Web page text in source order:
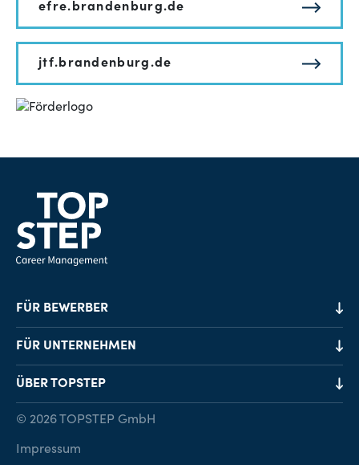
efre.brandenburg.de
jtf.brandenburg.de
FÜR BEWERBER
Job-Finder
Karriereberatung
FÜR UNTERNEHMEN
Personalvermittlung
Personalsuche
ÜBER TOPSTEP
© 2026 TOPSTEP GmbH
Impressum